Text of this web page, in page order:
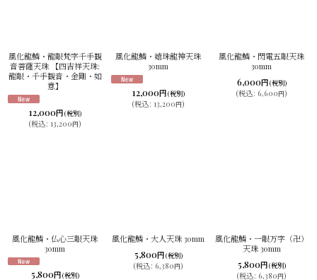
風化龍鱗・龍眼梵字千手観
音菩薩天珠 【四吉祥天珠:
龍眼・千手観音・金剛・如
意】
12,000円(税別)
(税込: 13,200円)
風化龍鱗・嬉珠龍神天珠
30mm
12,000円(税別)
(税込: 13,200円)
風化龍鱗・閃電五眼天珠
30mm
6,000円(税別)
(税込: 6,600円)
風化龍鱗・仏心三眼天珠
30mm
5,800円(税別)
風化龍鱗・大人天珠 30mm
5,800円(税別)
(税込: 6,380円)
風化龍鱗・一眼万字（卍）
天珠 30mm
5,800円(税別)
(税込: 6,380円)